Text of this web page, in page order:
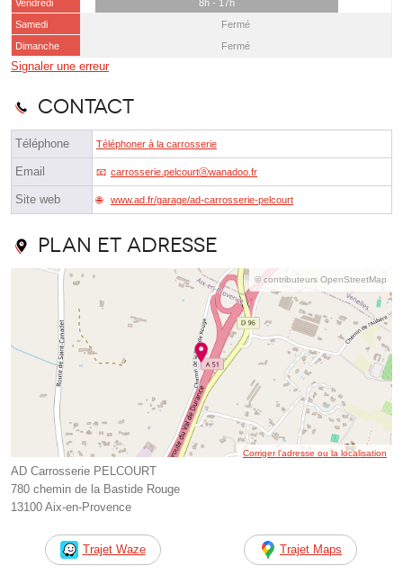
Vendredi
8h - 17h
Samedi
Fermé
Dimanche
Fermé
Signaler une erreur
Contact
Téléphone Téléphoner à la carrosserie
Email carrosserie.pelcourtⓐwanadoo.fr
Site web www.ad.fr/garage/ad-carrosserie-pelcourt
Plan et adresse
© contributeurs OpenStreetMap
Corriger l’adresse ou la localisation
AD Carrosserie PELCOURT
780 chemin de la Bastide Rouge
13100 Aix-en-Provence
Trajet Waze Trajet Maps